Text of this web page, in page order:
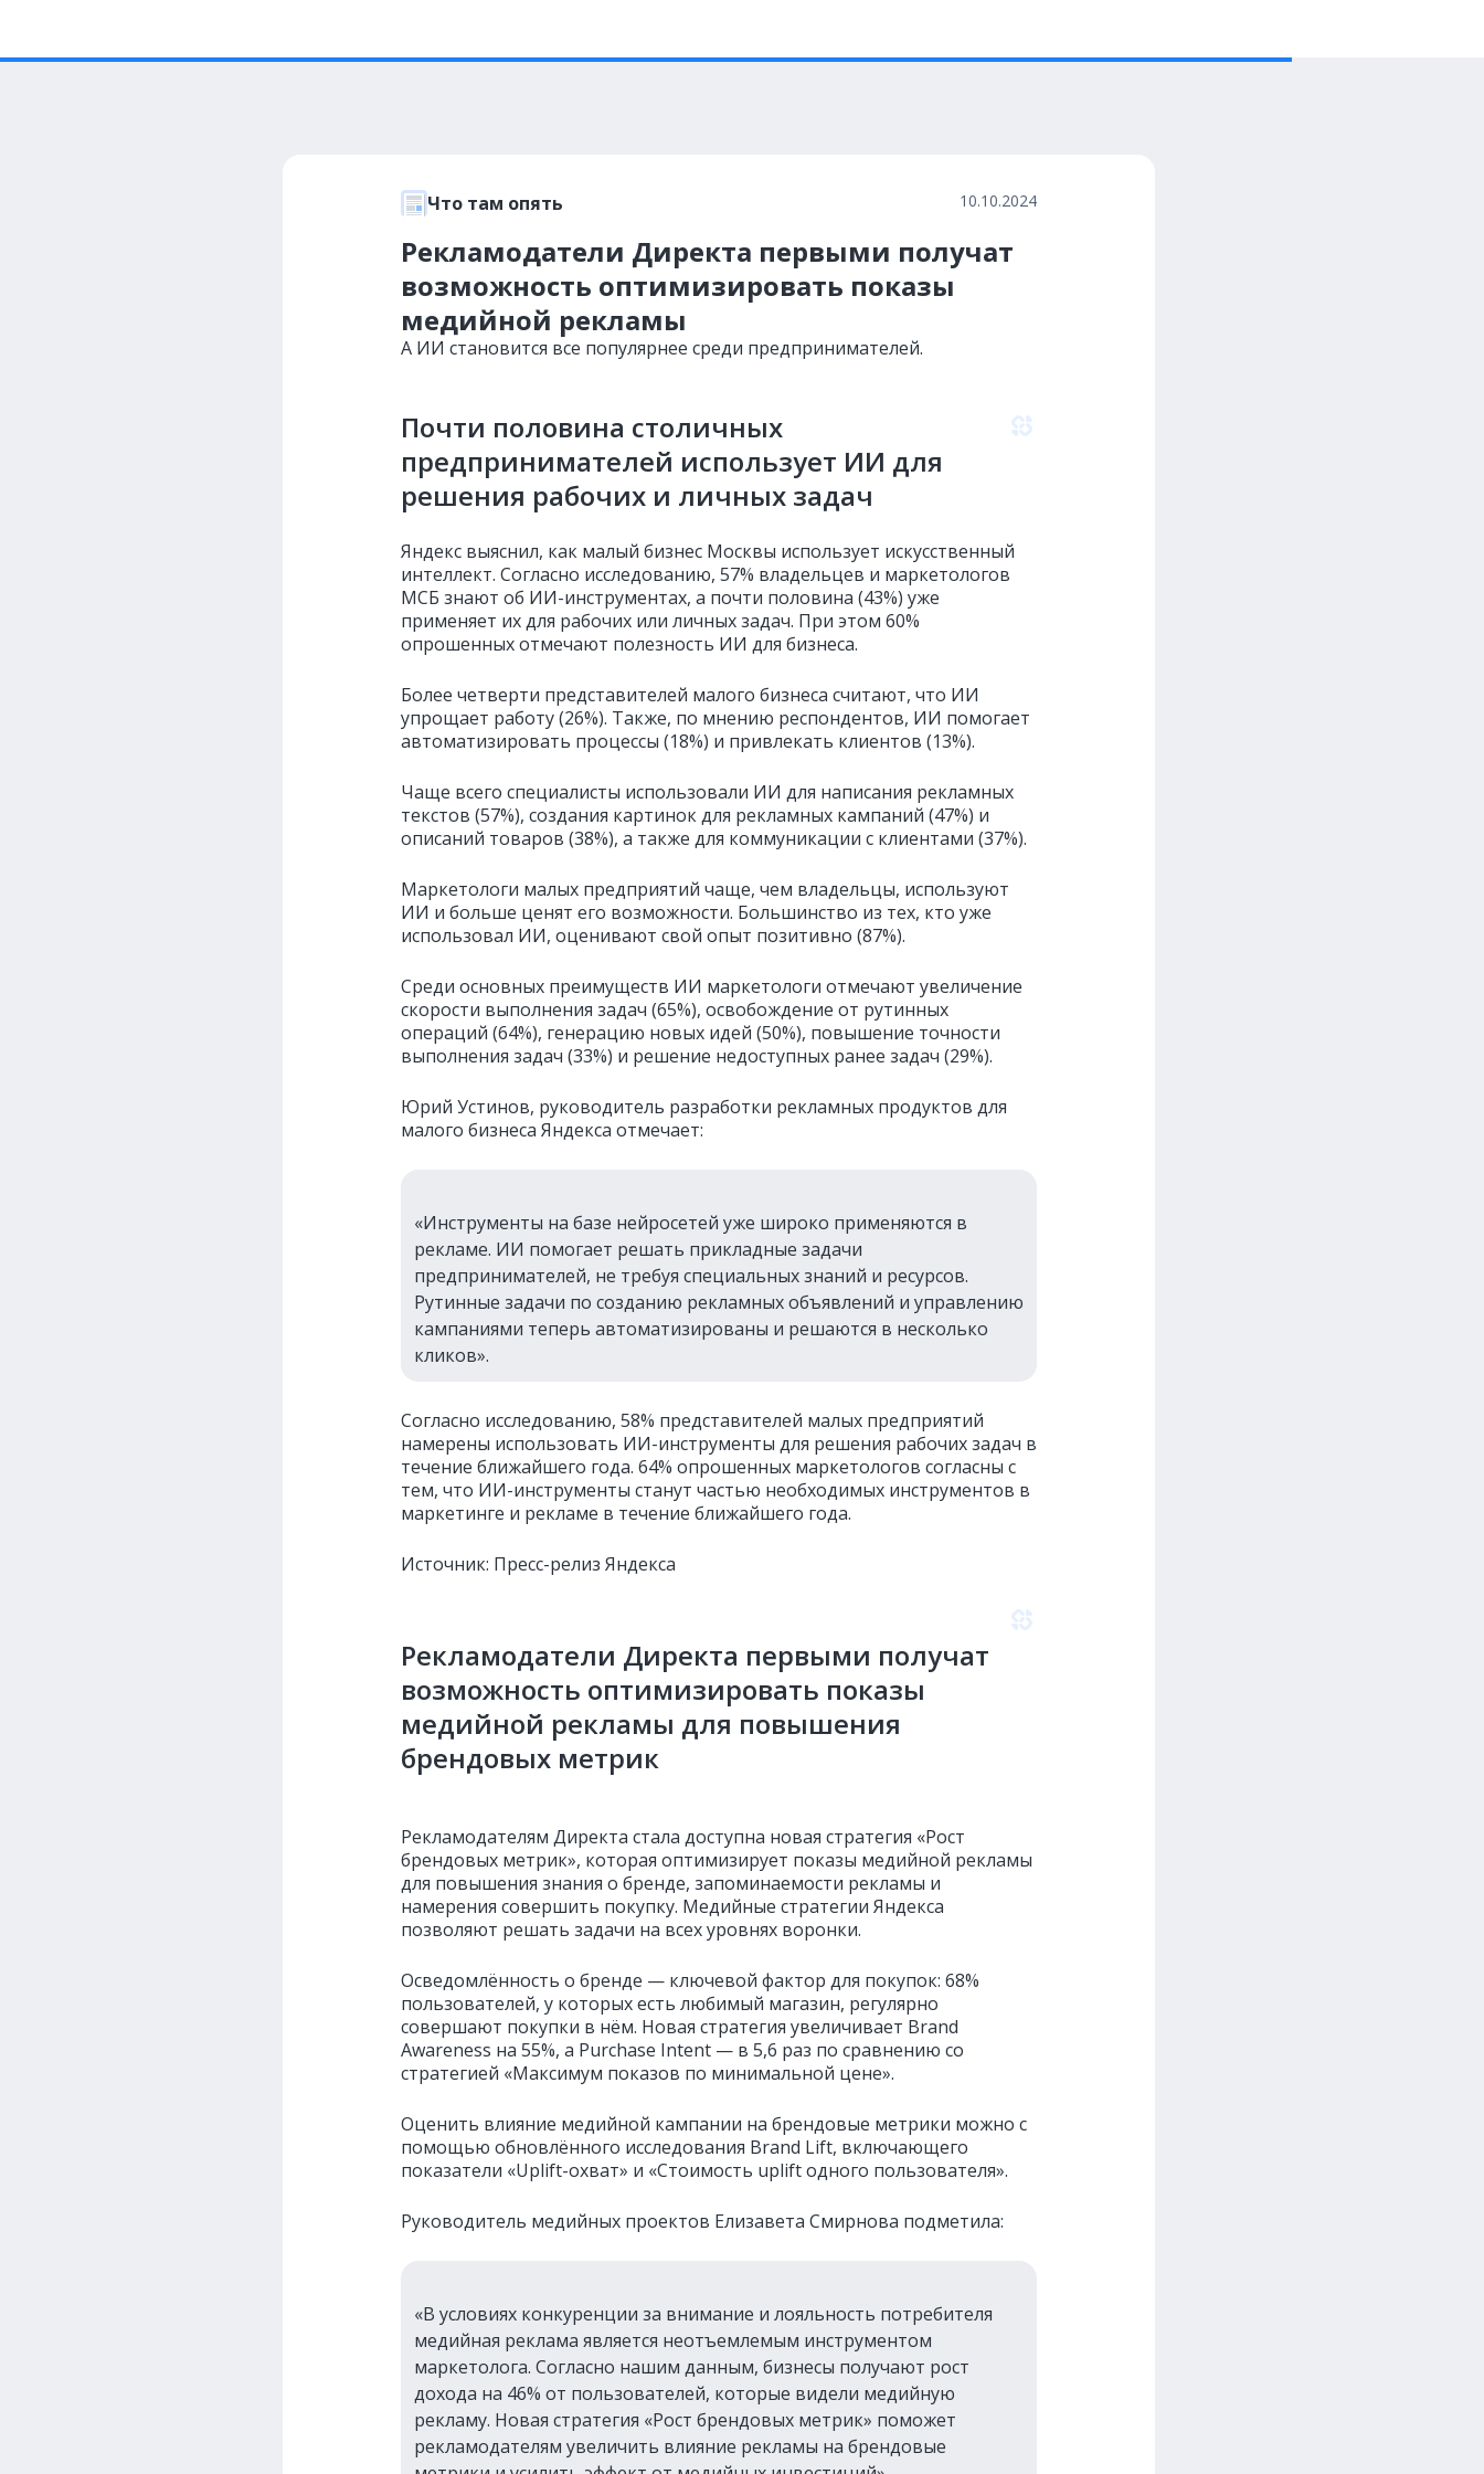
Что там опять 10.10.2024
Рекламодатели Директа первыми получат
возможность оптимизировать показы
медийной рекламы
А ИИ становится все популярнее среди предпринимателей.
Почти половина столичных
предпринимателей использует ИИ для
решения рабочих и личных задач
Яндекс выяснил, как малый бизнес Москвы использует искусственный
интеллект. Согласно исследованию, 57% владельцев и маркетологов
МСБ знают об ИИ-инструментах, а почти половина (43%) уже
применяет их для рабочих или личных задач. При этом 60%
опрошенных отмечают полезность ИИ для бизнеса.
Более четверти представителей малого бизнеса считают, что ИИ
упрощает работу (26%). Также, по мнению респондентов, ИИ помогает
автоматизировать процессы (18%) и привлекать клиентов (13%).
Чаще всего специалисты использовали ИИ для написания рекламных
текстов (57%), создания картинок для рекламных кампаний (47%) и
описаний товаров (38%), а также для коммуникации с клиентами (37%).
Маркетологи малых предприятий чаще, чем владельцы, используют
ИИ и больше ценят его возможности. Большинство из тех, кто уже
использовал ИИ, оценивают свой опыт позитивно (87%).
Среди основных преимуществ ИИ маркетологи отмечают увеличение
скорости выполнения задач (65%), освобождение от рутинных
операций (64%), генерацию новых идей (50%), повышение точности
выполнения задач (33%) и решение недоступных ранее задач (29%).
Юрий Устинов, руководитель разработки рекламных продуктов для
малого бизнеса Яндекса отмечает:
«Инструменты на базе нейросетей уже широко применяются в
рекламе. ИИ помогает решать прикладные задачи
предпринимателей, не требуя специальных знаний и ресурсов.
Рутинные задачи по созданию рекламных объявлений и управлению
кампаниями теперь автоматизированы и решаются в несколько
кликов».
Согласно исследованию, 58% представителей малых предприятий
намерены использовать ИИ-инструменты для решения рабочих задач в
течение ближайшего года. 64% опрошенных маркетологов согласны с
тем, что ИИ-инструменты станут частью необходимых инструментов в
маркетинге и рекламе в течение ближайшего года.
Источник: Пресс-релиз Яндекса
Рекламодатели Директа первыми получат
возможность оптимизировать показы
медийной рекламы для повышения
брендовых метрик
Рекламодателям Директа стала доступна новая стратегия «Рост
брендовых метрик», которая оптимизирует показы медийной рекламы
для повышения знания о бренде, запоминаемости рекламы и
намерения совершить покупку. Медийные стратегии Яндекса
позволяют решать задачи на всех уровнях воронки.
Осведомлённость о бренде — ключевой фактор для покупок: 68%
пользователей, у которых есть любимый магазин, регулярно
совершают покупки в нём. Новая стратегия увеличивает Brand
Awareness на 55%, а Purchase Intent — в 5,6 раз по сравнению со
стратегией «Максимум показов по минимальной цене».
Оценить влияние медийной кампании на брендовые метрики можно с
помощью обновлённого исследования Brand Lift, включающего
показатели «Uplift-охват» и «Стоимость uplift одного пользователя».
Руководитель медийных проектов Елизавета Смирнова подметила:
«В условиях конкуренции за внимание и лояльность потребителя
медийная реклама является неотъемлемым инструментом
маркетолога. Согласно нашим данным, бизнесы получают рост
дохода на 46% от пользователей, которые видели медийную
рекламу. Новая стратегия «Рост брендовых метрик» поможет
рекламодателям увеличить влияние рекламы на брендовые